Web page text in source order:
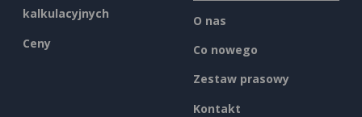
kalkulacyjnych
Ceny
O nas
Co nowego
Zestaw prasowy
Kontakt